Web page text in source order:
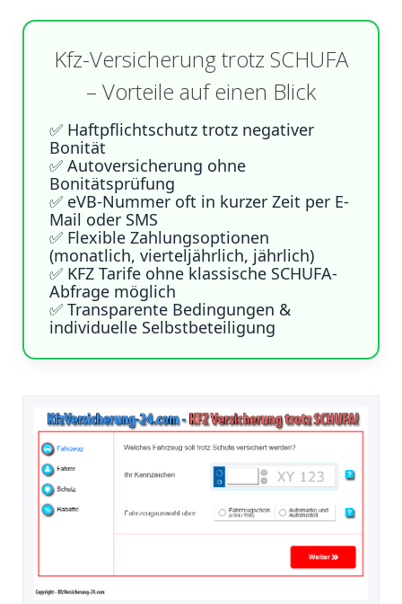
Kfz-Versicherung trotz SCHUFA
– Vorteile auf einen Blick
✅ Haftpflichtschutz trotz negativer
Bonität
✅ Autoversicherung ohne
Bonitätsprüfung
✅ eVB-Nummer oft in kurzer Zeit per E-
Mail oder SMS
✅ Flexible Zahlungsoptionen
(monatlich, vierteljährlich, jährlich)
✅ KFZ Tarife ohne klassische SCHUFA-
Abfrage möglich
✅ Transparente Bedingungen &
individuelle Selbstbeteiligung